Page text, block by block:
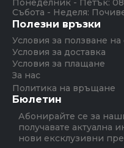
Понеделник - Петък:
Събота - Неделя:
Полезни връзки
Условия за ползване
Условия за доставка
Условия за плащане
За нас
Политика на връщане
Бюлетин
Абонирайте се за
получавате актуална
нови ексклузивни